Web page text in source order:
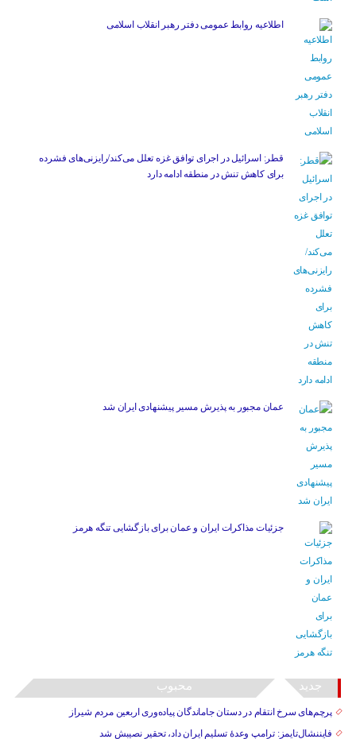
اطلاعیه روابط عمومی دفتر رهبر انقلاب اسلامی
قطر: اسرائیل در اجرای توافق غزه تعلل می‌کند/رایزنی‌های فشرده
برای کاهش تنش در منطقه ادامه دارد
عمان مجبور به پذیرش مسیر پیشنهادی ایران شد
جزئیات مذاکرات ایران و عمان برای بازگشایی تنگه هرمز
جدید محبوب
پرچم‌های سرخ انتقام در دستان جاماندگان پیاده‌وری اربعین مردم شیراز
فایننشال‌تایمز: ترامپ وعدۀ تسلیم ایران داد، تحقیر نصیبش شد